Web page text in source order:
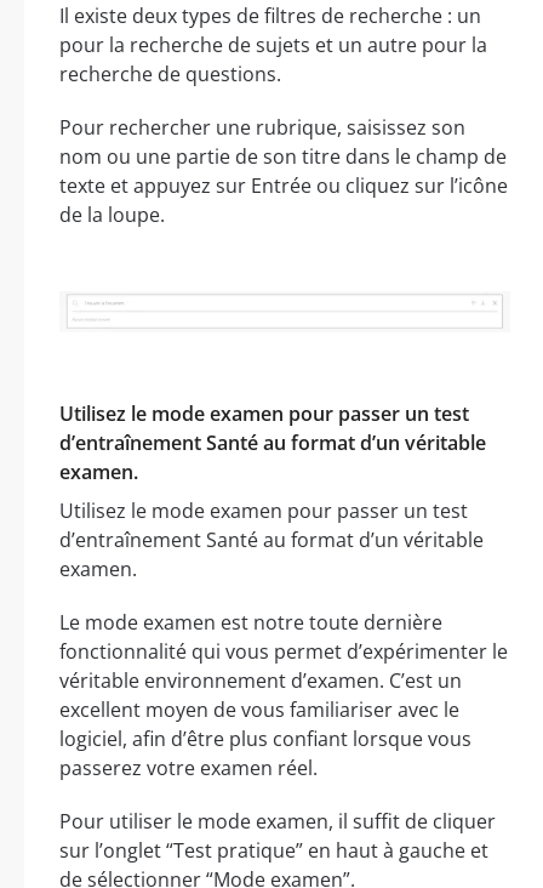
Il existe deux types de filtres de recherche : un
pour la recherche de sujets et un autre pour la
recherche de questions.
Pour rechercher une rubrique, saisissez son
nom ou une partie de son titre dans le champ de
texte et appuyez sur Entrée ou cliquez sur l’icône
de la loupe.
Utilisez le mode examen pour passer un test
d’entraînement Santé au format d’un véritable
examen.
Utilisez le mode examen pour passer un test
d’entraînement Santé au format d’un véritable
examen.
Le mode examen est notre toute dernière
fonctionnalité qui vous permet d’expérimenter le
véritable environnement d’examen. C’est un
excellent moyen de vous familiariser avec le
logiciel, afin d’être plus confiant lorsque vous
passerez votre examen réel.
Pour utiliser le mode examen, il suffit de cliquer
sur l’onglet “Test pratique” en haut à gauche et
de sélectionner “Mode examen”.